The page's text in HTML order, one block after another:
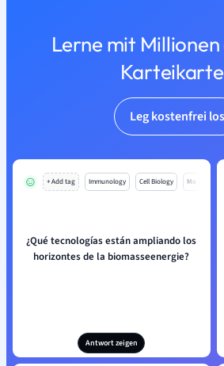
Lerne mit
Leg kostenfrei los
+ Add tag Immunology Cell Biology Mo
¿Qué tecnologías están ampliando los
horizontes de la biomasseenergie?
Antwort zeigen